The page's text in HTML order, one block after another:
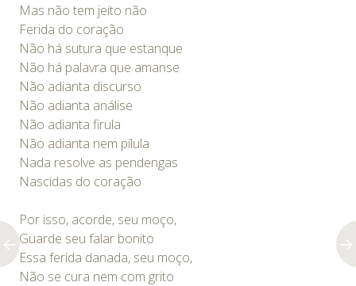
Mas não tem jeito não
Ferida do coração
Não há sutura que estanque
Não há palavra que amanse
Não adianta discurso
Não adianta análise
Não adianta firula
Não adianta nem pílula
Nada resolve as pendengas
Nascidas do coração
Por isso, acorde, seu moço,
Guarde seu falar bonito
Essa ferida danada, seu moço,
Não se cura nem com grito